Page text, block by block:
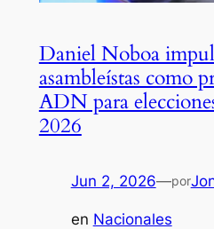
Daniel Noboa
asambleístas como
ADN para
2026
Jun 2, 2026—por
en Nacionales